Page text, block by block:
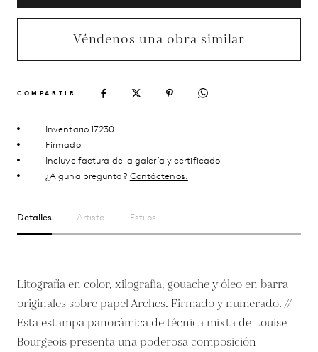
Véndenos una obra similar
COMPARTIR
Inventario 17230
Firmado
Incluye factura de la galería y certificado
¿Alguna pregunta? Contáctenos.
Detalles Artista Estilos
Litografía en color, xilografía, gouache y óleo en barra
originales sobre papel Arches. Firmado y numerado. //
Esta estampa panorámica de técnica mixta de Louise
Bourgeois presenta una poderosa composición